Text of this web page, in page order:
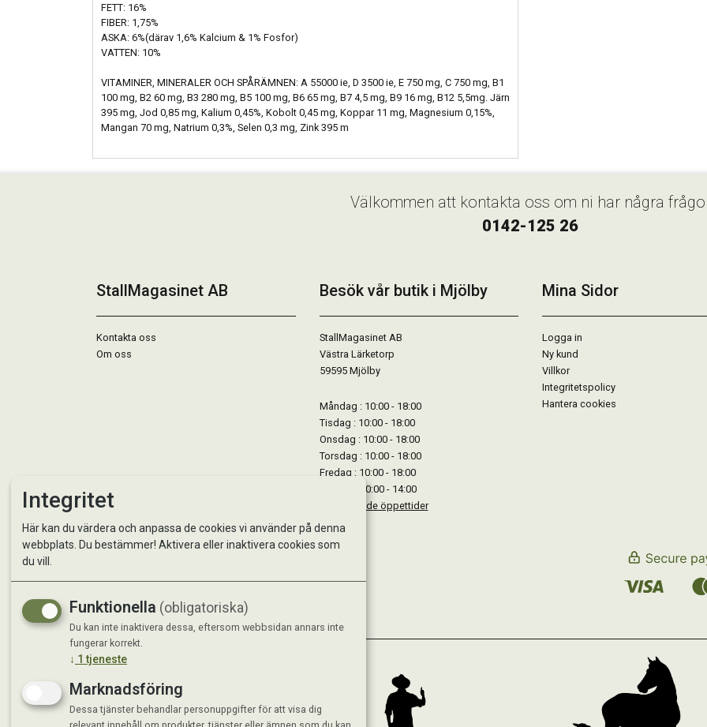
FETT: 16%
FIBER: 1,75%
ASKA: 6%(därav 1,6% Kalcium & 1% Fosfor)
VATTEN: 10%
VITAMINER, MINERALER OCH SPÅRÄMNEN: A 55000 ie, D 3500 ie, E 750 mg, C 750 mg, B1
100 mg, B2 60 mg, B3 280 mg, B5 100 mg, B6 65 mg, B7 4,5 mg, B9 16 mg, B12 5,5mg. Järn
395 mg, Jod 0,85 mg, Kalium 0,45%, Kobolt 0,45 mg, Koppar 11 mg, Magnesium 0,15%,
Mangan 70 mg, Natrium 0,3%, Selen 0,3 mg, Zink 395 m
Välkommen att kontakta oss om ni har några
0142-125 26
StallMagasinet AB
Kontakta oss
Om oss
Besök vår butik i Mjölby
StallMagasinet AB
Västra Lärketorp
59595 Mjölby
Måndag : 10:00 - 18:00
Tisdag : 10:00 - 18:00
Onsdag : 10:00 - 18:00
Torsdag : 10:00 - 18:00
Fredag : 10:00 - 18:00
Lördag : 10:00 - 14:00
Se avvikande öppettider
Mina Sidor
Logga in
Ny kund
Villkor
Integritetspolicy
Hantera cookies
Integritet
Här kan du värdera och anpassa de cookies vi använder på denna
webbplats. Du bestämmer! Aktivera eller inaktivera cookies som
du vill.
Funktionella (obligatoriska)
Du kan inte inaktivera dessa, eftersom webbsidan annars inte
fungerar korrekt.
↓ 1 tjeneste
Marknadsföring
Dessa tjänster behandlar personuppgifter för att visa dig